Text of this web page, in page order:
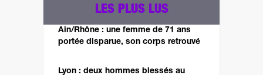
LES PLUS LUS
Ain/Rhône : une femme de 71 ans
portée disparue, son corps retrouvé
Lyon : deux hommes blessés au